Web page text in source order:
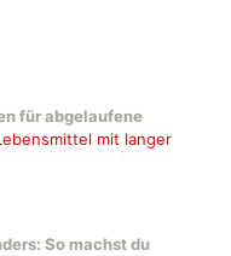
für abgelaufene
mit langer
So machst du